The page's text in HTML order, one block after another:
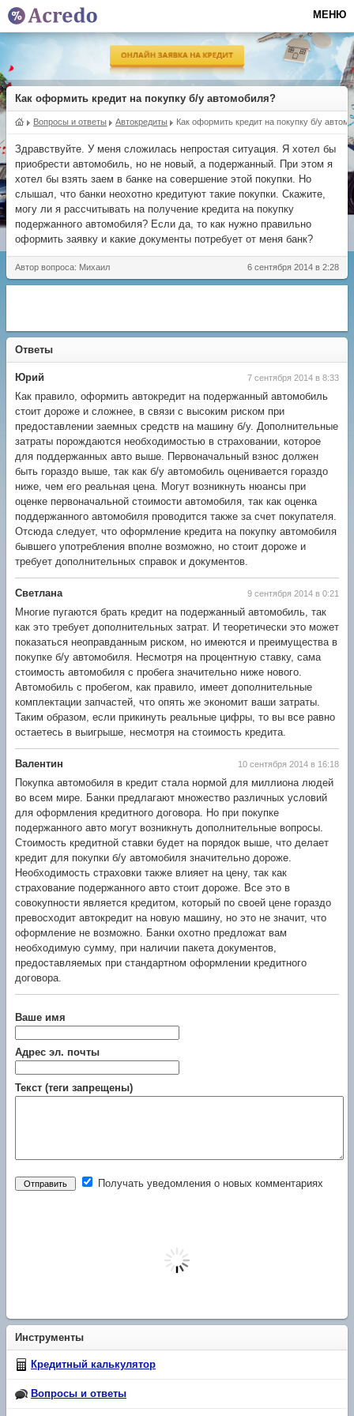
Как оформить кредит на покупку б/у автомобиля?
Вопросы и ответы Автокредиты Как оформить кредит на покупку б/у
Здравствуйте. У меня сложилась непростая ситуация. Я хотел бы
приобрести автомобиль, но не новый, а подержанный. При этом я
хотел бы взять заем в банке на совершение этой покупки. Но
слышал, что банки неохотно кредитуют такие покупки. Скажите,
могу ли я рассчитывать на получение кредита на покупку
подержанного автомобиля? Если да, то как нужно правильно
оформить заявку и какие документы потребует от меня банк?
6 сентября 2014 в 2:28
Автор вопроса: Михаил
Ответы
7 сентября 2014 в 8:33
Юрий
Как правило, оформить автокредит на подержанный автомобиль
стоит дороже и сложнее, в связи с высоким риском при
предоставлении заемных средств на машину б/у. Дополнительные
затраты порождаются необходимостью в страховании, которое
для поддержанных авто выше. Первоначальный взнос должен
быть гораздо выше, так как б/у автомобиль оценивается гораздо
ниже, чем его реальная цена. Могут возникнуть нюансы при
оценке первоначальной стоимости автомобиля, так как оценка
поддержанного автомобиля проводится также за счет покупателя.
Отсюда следует, что оформление кредита на покупку автомобиля
бывшего употребления вполне возможно, но стоит дороже и
требует дополнительных справок и документов.
9 сентября 2014 в 0:21
Светлана
Многие пугаются брать кредит на подержанный автомобиль, так
как это требует дополнительных затрат. И теоретически это может
показаться неоправданным риском, но имеются и преимущества в
покупке б/у автомобиля. Несмотря на процентную ставку, сама
стоимость автомобиля с пробега значительно ниже нового.
Автомобиль с пробегом, как правило, имеет дополнительные
комплектации запчастей, что опять же экономит ваши затраты.
Таким образом, если прикинуть реальные цифры, то вы все равно
остаетесь в выигрыше, несмотря на стоимость кредита.
10 сентября 2014 в 16:18
Валентин
Покупка автомобиля в кредит стала нормой для миллиона людей
во всем мире. Банки предлагают множество различных условий
для оформления кредитного договора. Но при покупке
подержанного авто могут возникнуть дополнительные вопросы.
Стоимость кредитной ставки будет на порядок выше, что делает
кредит для покупки б/у автомобиля значительно дороже.
Необходимость страховки также влияет на цену, так как
страхование подержанного авто стоит дороже. Все это в
совокупности является кредитом, который по своей цене гораздо
превосходит автокредит на новую машину, но это не значит, что
оформление не возможно. Банки охотно предложат вам
необходимую сумму, при наличии пакета документов,
предоставляемых при стандартном оформлении кредитного
договора.
Ваше имя
Адрес эл. почты
Текст (теги запрещены)
Получать уведомления о новых комментариях
Инструменты
Кредитный калькулятор
Вопросы и ответы
МЕНЮ